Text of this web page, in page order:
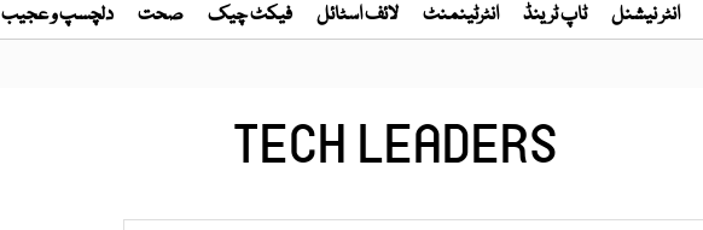
انٹر نیشنل ٹاپ ٹرینڈ انٹرٹینمنٹ لائف اسٹائل فیکٹ چیک صحت دلچسپ و عجیب
TECH LEADERS